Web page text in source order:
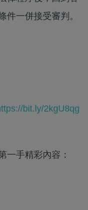
件一併接受審判。
bit.ly/2kgU8qg
一手精彩內容：